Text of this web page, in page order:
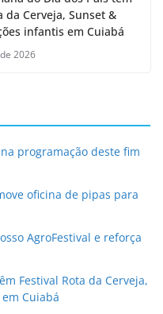
da Cerveja, Sunset &
infantis em Cuiabá
2026
programação deste fim
oficina de pipas para
AgroFestival e reforça
Festival Rota da Cerveja,
Cuiabá